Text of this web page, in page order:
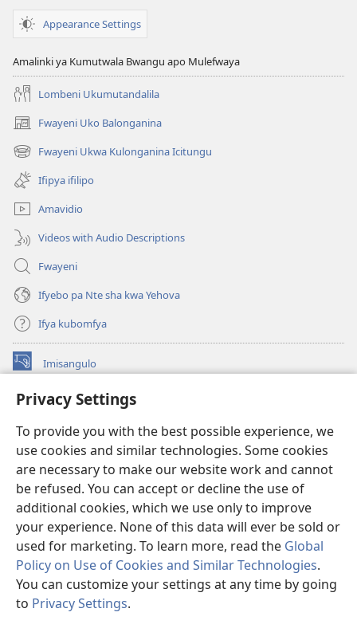
Privacy Settings
To provide you with the best possible experience, we
use cookies and similar technologies. Some cookies
are necessary to make our website work and cannot
be refused. You can accept or decline the use of
additional cookies, which we use only to improve
your experience. None of this data will ever be sold or
used for marketing. To learn more, read the Global
Policy on Use of Cookies and Similar Technologies.
You can customize your settings at any time by going
to Privacy Settings.
Appearance Settings
Amalinki ya Kumutwala Bwangu apo Mulefwaya
Lombeni Ukumutandalila
Fwayeni Uko Balonganina
(yalaisula
na
imbi)
Fwayeni Ukwa Kulonganina Icitungu
(yalaisula
na
imbi)
Ifipya ifilipo
Amavidio
Videos with Audio Descriptions
Fwayeni
Ifyebo pa Nte sha kwa Yehova
Ifya kubomfya
Imisangulo
(yalaisula
imbi) Watchtower LAIBRARE YA PA INTANETI™
na
imbi)
JW Hub ®
(yalaisula
na
imbi)
App
Watchtower Library
Copyright
© 2026 Watch Tower Bible and Tract Society of Pennsylvania.
IFYO MUFWILE UKUKONKA